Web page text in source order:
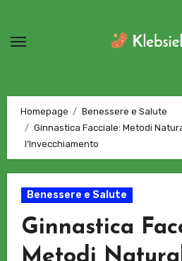
contenuto
Homepage
Benessere e Salute
Ginnastica Facciale: Metodi
l’Invecchiamento
Benessere e Salute
Ginnastica